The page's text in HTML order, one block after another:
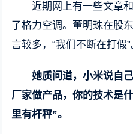
近期网上有一些文章
了格力空调。董明珠在股
言较多，“我们不断在打假”
她质问道，小米说自
厂家做产品，你的技术是
里有杆秤”。